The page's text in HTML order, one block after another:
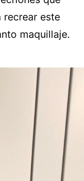
recrear este
maquillaje.